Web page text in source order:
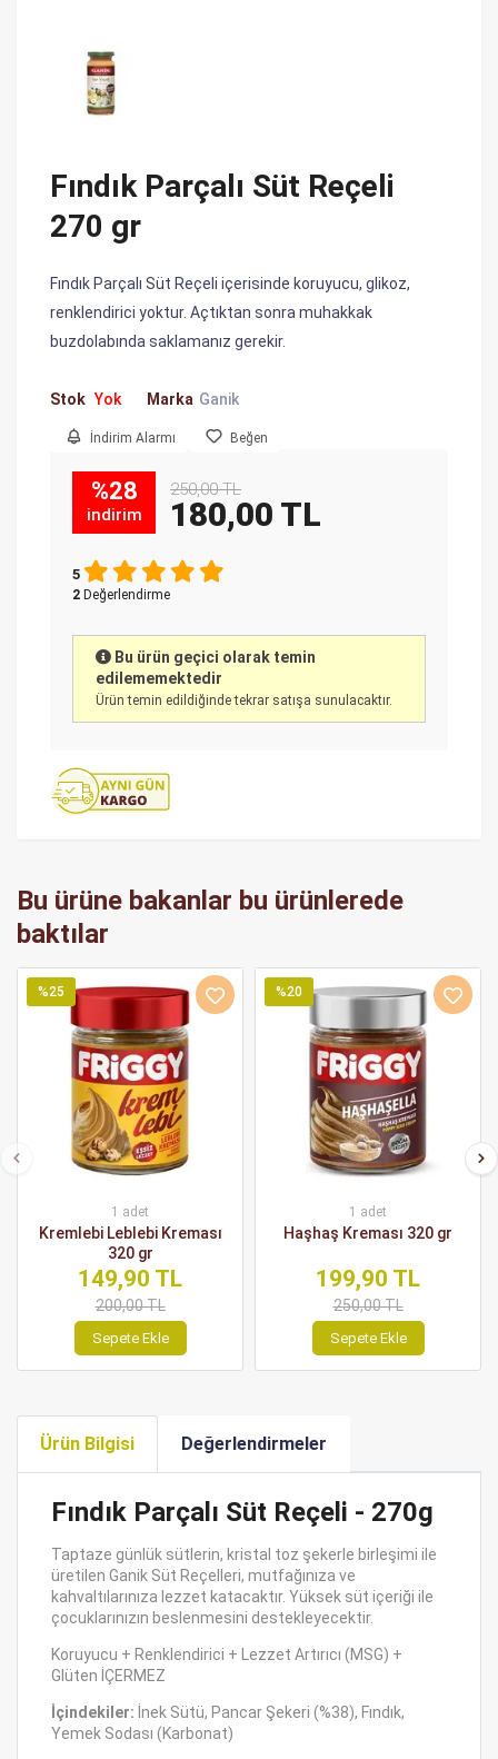
Fındık Parçalı Süt Reçeli
270 gr
Fındık Parçalı Süt Reçeli içerisinde koruyucu, glikoz,
renklendirici yoktur. Açtıktan sonra muhakkak
buzdolabında saklamanız gerekir.
Stok Yok Marka Ganik
İndirim Alarmı Beğen
%28
indirim
250,00 TL
180,00 TL
5
2 Değerlendirme
Bu ürün geçici olarak temin
edilememektedir
Ürün temin edildiğinde tekrar satışa sunulacaktır.
Bu ürüne bakanlar bu ürünlerede
baktılar
%25
1 adet
Kremlebi Leblebi Kreması
320 gr
149,90 TL
200,00 TL
Sepete Ekle
%20
1 adet
Haşhaş Kreması 320 gr
199,90 TL
250,00 TL
Sepete Ekle
Ürün Bilgisi Değerlendirmeler
Fındık Parçalı Süt Reçeli - 270g
Taptaze günlük sütlerin, kristal toz şekerle birleşimi ile
üretilen Ganik Süt Reçelleri, mutfağınıza ve
kahvaltılarınıza lezzet katacaktır. Yüksek süt içeriği ile
çocuklarınızın beslenmesini destekleyecektir.
Koruyucu + Renklendirici + Lezzet Artırıcı (MSG) +
Glüten İÇERMEZ
İçindekiler: İnek Sütü, Pancar Şekeri (%38), Fındık,
Yemek Sodası (Karbonat)